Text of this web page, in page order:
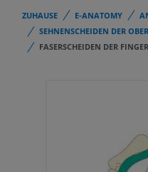
ZUHAUSE E-ANATOMY
SEHNENSCHEIDEN DER
FASERSCHEIDEN DER FINGER